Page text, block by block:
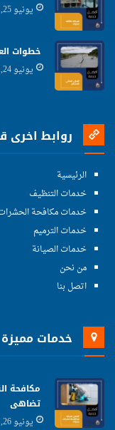
يونيو 25, 2025
خطوات
يونيو 24, 2025
روابط اخرى
الرئيسية
خدمات التنظيف
خدمات مكافحة
خدمات الترميم
خدمات الصيانة
من نحن
اتصل بنا
خدمات مميزة
مكافحة
تضاهى
يونيو 26, 2025